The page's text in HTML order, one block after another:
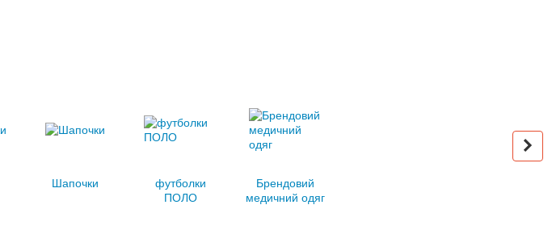
Шапочки
футболки
ПОЛО
Брендовий
медичний одяг